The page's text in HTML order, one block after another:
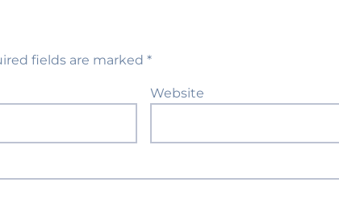
fields are marked *
Website